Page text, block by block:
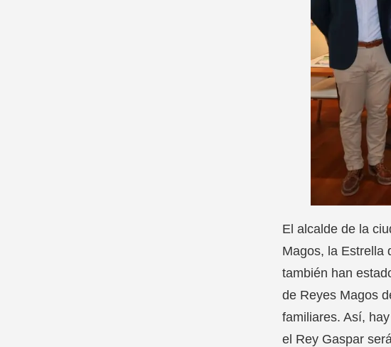
El alcalde de la
Magos, la Estrella
también han
de Reyes Magos
familiares. Así,
el Rey Gaspar